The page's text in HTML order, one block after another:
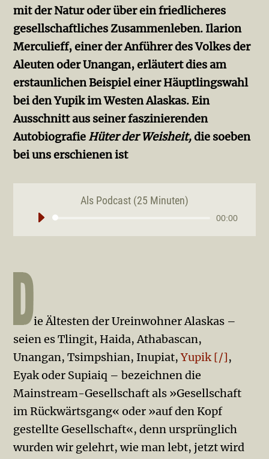
mit der Natur oder über ein friedlicheres
gesellschaftliches Zusammenleben. Ilarion
Merculieff, einer der Anführer des Volkes der
Aleuten oder Unangan, erläutert dies am
erstaunlichen Beispiel einer Häuptlingswahl
bei den Yupik im Westen Alaskas. Ein
Ausschnitt aus seiner faszinierenden
Autobiografie Hüter der Weisheit,die soeben
bei uns erschienen ist
Als Podcast (25 Minuten)
00:00
ie Ältesten der Ureinwohner Alaskas –
seien es Tlingit, Haida, Athabascan,
Unangan, Tsimpshian, Inupiat,Yupik [/],
Eyak oder Supiaiq – bezeichnen die
Mainstream-Gesellschaft als »Gesellschaft
im Rückwärtsgang« oder »auf den Kopf
gestellte Gesellschaft«, denn ursprünglich
wurden wir gelehrt, wie man lebt, jetzt wird